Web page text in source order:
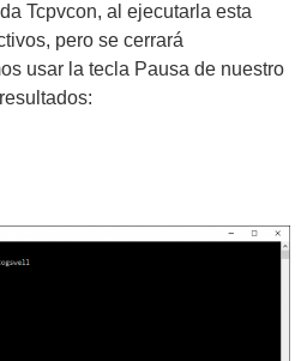
Tcpvcon, al ejecutarla esta
pero se cerrará
usar la tecla Pausa de nuestro